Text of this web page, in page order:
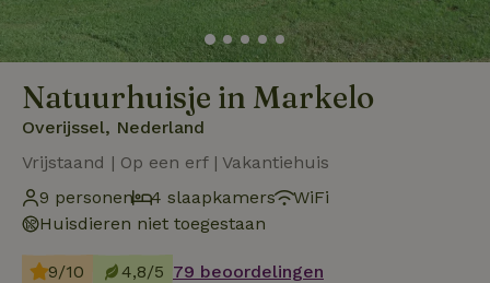
Natuurhuisje in Markelo
Overijssel, Nederland
Vrijstaand | Op een erf | Vakantiehuis
9 personen
4 slaapkamers
WiFi
Huisdieren niet toegestaan
9/10 4,8/5 79 beoordelingen